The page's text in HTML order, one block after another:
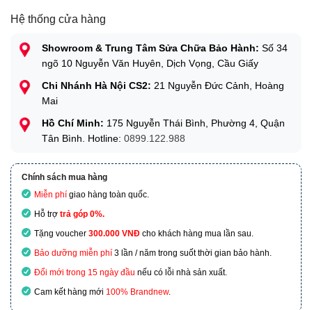
Hệ thống cửa hàng
Showroom & Trung Tâm Sửa Chữa Bảo Hành: Số 34
ngõ 10 Nguyễn Văn Huyên, Dịch Vọng, Cầu Giấy
Chi Nhánh Hà Nội CS2: 21 Nguyễn Đức Cảnh, Hoàng
Mai
Hồ Chí Minh: 175 Nguyễn Thái Bình, Phường 4, Quận
Tân Bình. Hotline: 0899.122.988
Chính sách mua hàng
Miễn phí giao hàng toàn quốc.
Hỗ trợ trả góp 0%.
Tặng voucher 300.000 VNĐ cho khách hàng mua lần sau.
Bảo dưỡng miễn phí 3 lần / năm trong suốt thời gian bảo hành.
Đổi mới trong 15 ngày đầu nếu có lỗi nhà sản xuất.
Cam kết hàng mới 100% Brandnew.